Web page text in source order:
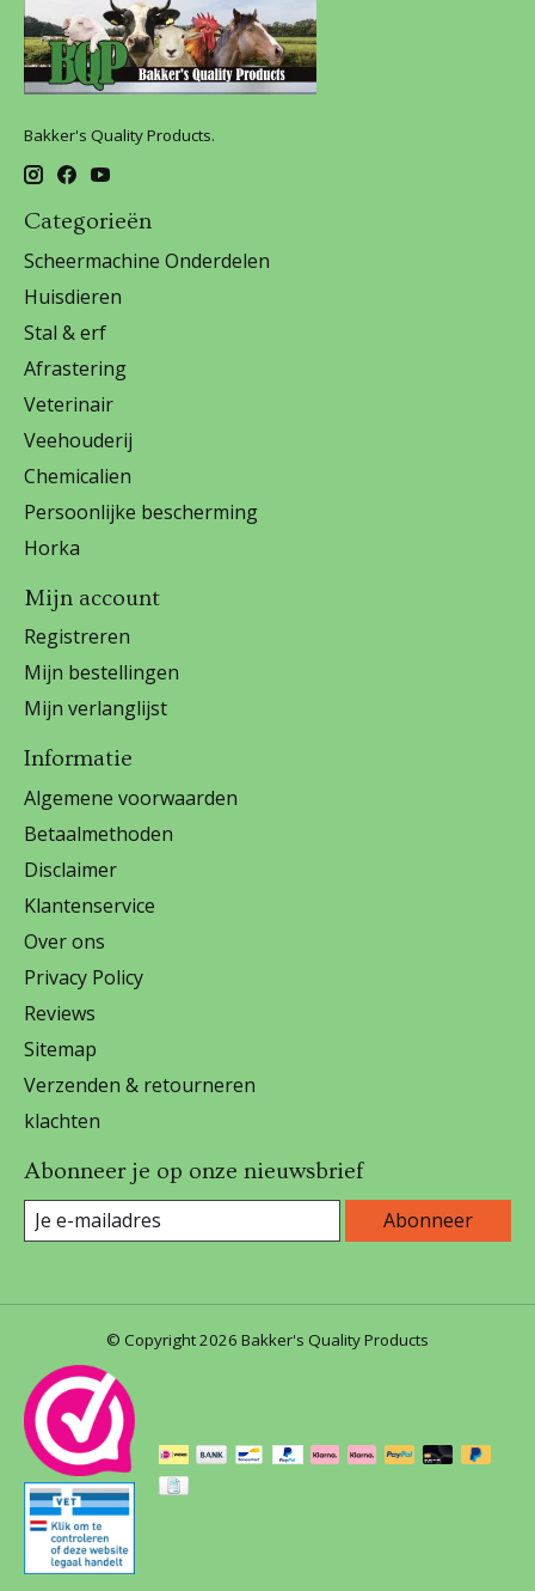
Bakker's Quality Products.
Categorieën
Scheermachine Onderdelen
Huisdieren
Stal & erf
Afrastering
Veterinair
Veehouderij
Chemicalien
Persoonlijke bescherming
Horka
Mijn account
Registreren
Mijn bestellingen
Mijn verlanglijst
Informatie
Algemene voorwaarden
Betaalmethoden
Disclaimer
Klantenservice
Over ons
Privacy Policy
Reviews
Sitemap
Verzenden & retourneren
klachten
Abonneer je op onze nieuwsbrief
Abonneer
© Copyright 2026 Bakker's Quality Products